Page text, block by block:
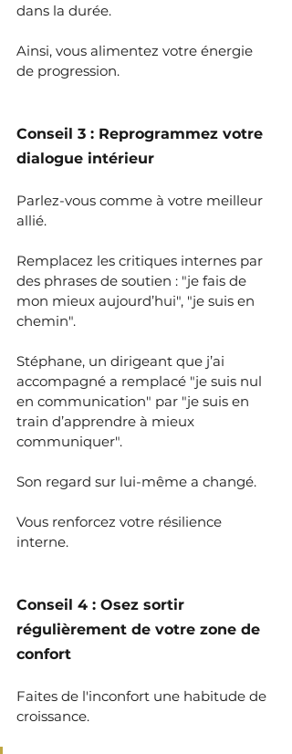
dans la durée.
Ainsi, vous alimentez votre énergie
de progression.
Conseil 3 : Reprogrammez votre
dialogue intérieur
Parlez-vous comme à votre meilleur
allié.
Remplacez les critiques internes par
des phrases de soutien : "je fais de
mon mieux aujourd’hui", "je suis en
chemin".
Stéphane, un dirigeant que j’ai
accompagné a remplacé "je suis nul
en communication" par "je suis en
train d’apprendre à mieux
communiquer".
Son regard sur lui-même a changé.
Vous renforcez votre résilience
interne.
Conseil 4 : Osez sortir
régulièrement de votre zone de
confort
Faites de l'inconfort une habitude de
croissance.